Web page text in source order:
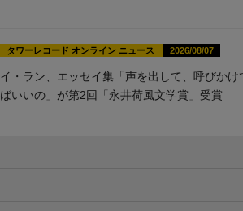
タワーレコード オンライン ニュース 2026/08/07
イ・ラン、エッセイ集「声を出して、呼びかけ
ばいいの」が第2回「永井荷風文学賞」受賞